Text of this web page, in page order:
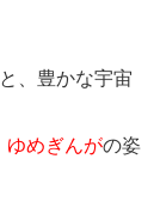
、豊かな宇宙
ゆめぎんがの姿